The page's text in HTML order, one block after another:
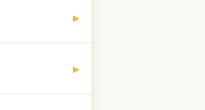
▸
▸